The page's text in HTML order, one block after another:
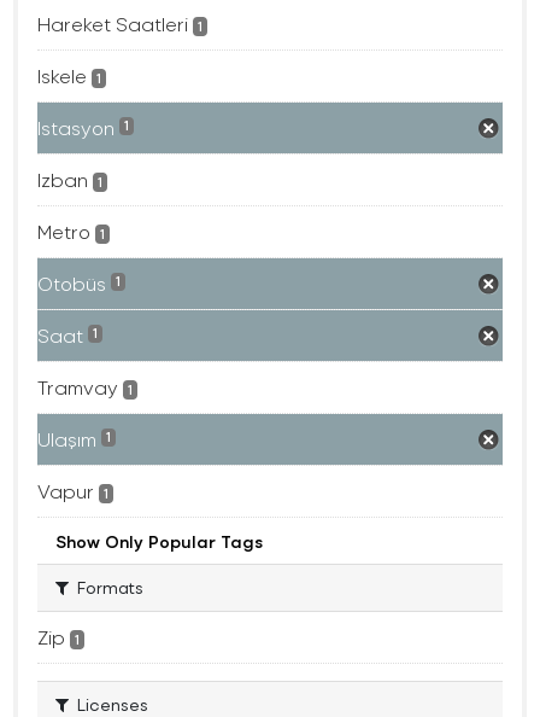
Hareket Saatleri 1
Iskele 1
Istasyon 1
Izban 1
Metro 1
Otobüs 1
Saat 1
Tramvay 1
Ulaşım 1
Vapur 1
Show Only Popular Tags
Formats
Zip 1
Licenses